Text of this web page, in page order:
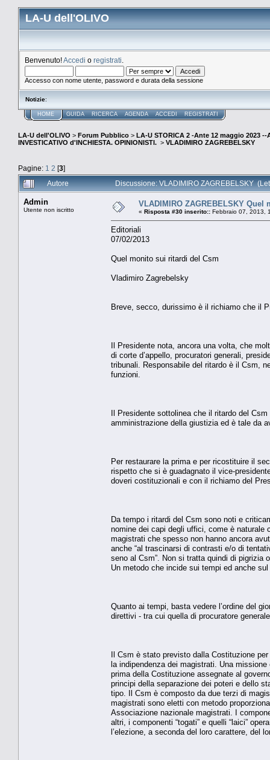
LA-U dell'OLIVO
Benvenuto!Accedi o registrati
Accesso con nome utente, password e durata della sessione
Notizie:
HOME GUIDA RICERCA AGENDA ACCEDI REGISTRATI
LA-U dell'OLIVO > Forum Pubblico > LA-U STORICA 2 -Ante 12 maggio 2023 --
INVESTICATIVO d'INCHIESTA. OPINIONISTI. > VLADIMIRO ZAGREBELSKY
Pagine: 1 2 [3]
Autore
Discussione: VLADIMIRO ZAGREBELSKY
Admin
Utente non iscritto
VLADIMIRO ZAGREBELSKY
« Risposta #30 inserito:: Febbraio 07, 2013,
Editoriali
07/02/2013
Quel monito sui ritardi del Csm
Vladimiro Zagrebelsky
Breve, secco, durissimo è il richiamo che il
Il Presidente nota, ancora una volta, che
di corte d’appello, procuratori generali,
tribunali. Responsabile del ritardo è il Csm,
funzioni.
Il Presidente sottolinea che il ritardo del
amministrazione della giustizia ed è tale da
Per restaurare la prima e per ricostituire il
rispetto che si è guadagnato il vice-
doveri costituzionali e con il richiamo del
Da tempo i ritardi del Csm sono noti e
nomine dei capi degli uffici, come è
magistrati che spesso non hanno ancora
anche “al trascinarsi di contrasti e/o di
seno al Csm”. Non si tratta quindi di pigrizia
Un metodo che incide sui tempi ed anche
Quanto ai tempi, basta vedere l’ordine del
direttivi - tra cui quella di procuratore
Il Csm è stato previsto dalla Costituzione
la indipendenza dei magistrati. Una
prima della Costituzione assegnate al
principi della separazione dei poteri e dello
tipo. Il Csm è composto da due terzi di
magistrati sono eletti con metodo
Associazione nazionale magistrati. I
altri, i componenti “togati” e quelli “laici”
l’elezione, a seconda del loro carattere, del